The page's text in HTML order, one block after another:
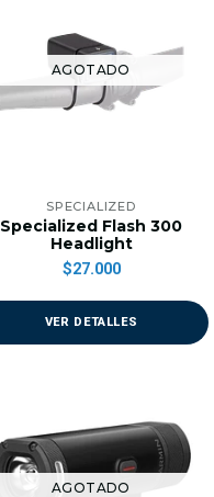
AGOTADO
SPECIALIZED
Specialized Flash 300
Headlight
$27.000
VER DETALLES
AGOTADO